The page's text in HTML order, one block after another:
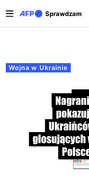
Sprawdzam
Zakładki
Wojna w Ukrainie